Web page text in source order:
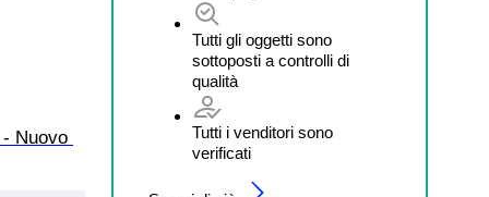
Tutti gli oggetti sono
sottoposti a controlli di
qualità
Tutti i venditori sono
verificati
Nuovo